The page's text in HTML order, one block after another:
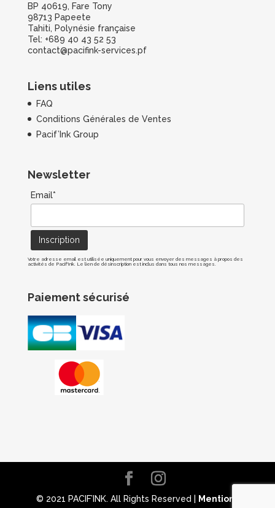
BP 40619, Fare Tony
98713 Papeete
Tahiti, Polynésie française
Tel: +689 40 43 52 53
contact@pacifink-services.pf
Liens utiles
FAQ
Conditions Générales de Ventes
Pacif’Ink Group
Newsletter
Email*
Votre adresse email est utilisée uniquement pour vous envoyer des messages à propos des
activités de Pacif'Ink. Le lien de désinscription est inclus dans tous nos messages.
Paiement sécurisé
© 2021 PACIF’INK. All Rights Reserved | Mentions